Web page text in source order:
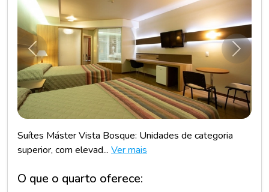
Anterior
Suítes Máster Vista Bosque: Unidades de categoria
superior, com elevad... Ver mais
O que o quarto oferece: